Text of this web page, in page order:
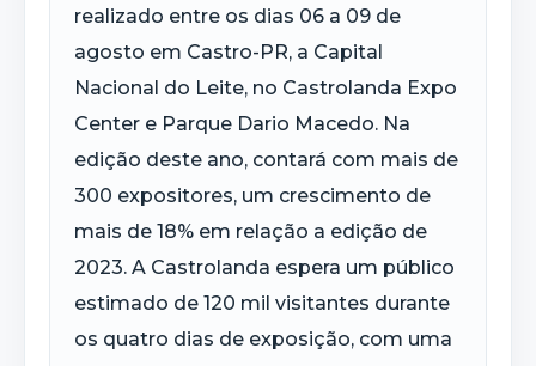
realizado entre os dias 06 a 09 de
agosto em Castro-PR, a Capital
Nacional do Leite, no Castrolanda Expo
Center e Parque Dario Macedo. Na
edição deste ano, contará com mais de
300 expositores, um crescimento de
mais de 18% em relação a edição de
2023. A Castrolanda espera um público
estimado de 120 mil visitantes durante
os quatro dias de exposição, com uma